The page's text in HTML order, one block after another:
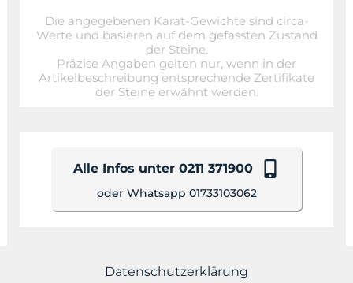
Die angegebenen Karat-Gewichte sind circa-
Werte und basieren auf dem gefassten Zustand
der Steine.
Präzise Angaben gelten nur, wenn in der
Artikelbeschreibung entsprechende Zertifikate
der Steine erwähnt werden.
Alle Infos unter 0211 371900
oder Whatsapp 01733103062
Datenschutzerklärung